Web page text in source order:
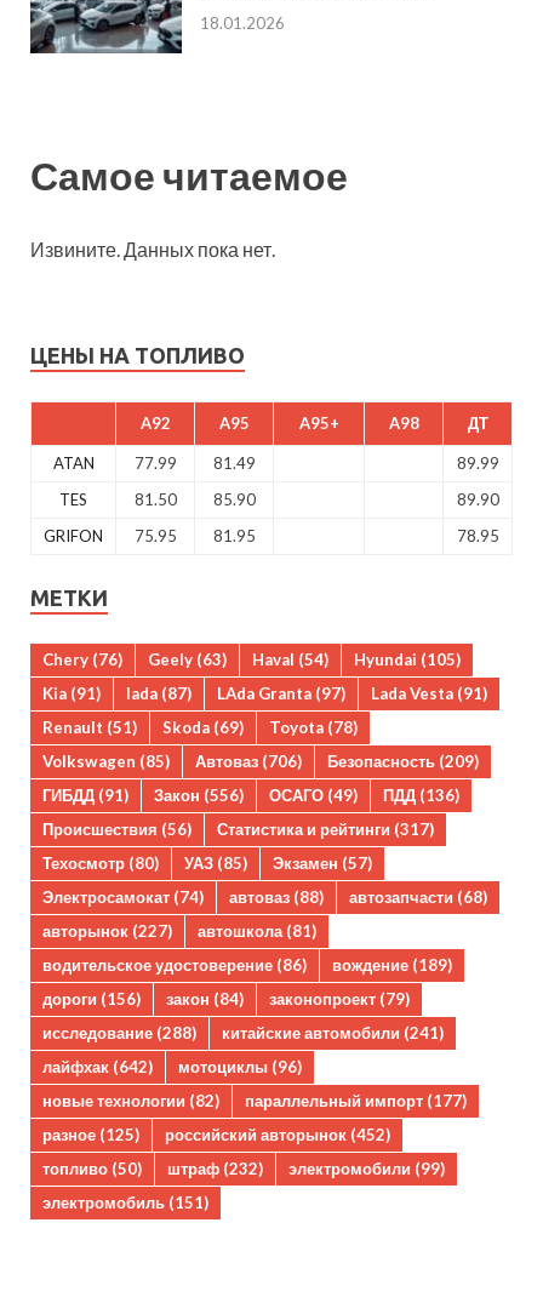
18.01.2026
Самое читаемое
Извините. Данных пока нет.
ЦЕНЫ НА ТОПЛИВО
A92 A95 A95+ A98 ДТ
ATAN 77.99 81.49
89.99
TES
81.50 85.90
89.90
GRIFON
75.95 81.95 78.95
МЕТКИ
Chery (76) Geely (63) Haval (54) Hyundai (105)
Kia (91) lada (87) LAda Granta (97) Lada Vesta (91)
Renault (51) Skoda (69) Toyota (78)
Volkswagen (85) Автоваз (706) Безопасность (209)
ГИБДД (91) Закон (556) ОСАГО (49) ПДД (136)
Происшествия (56) Статистика и рейтинги (317)
Техосмотр (80) УАЗ (85) Экзамен (57)
Электросамокат (74) автоваз (88) автозапчасти (68)
авторынок (227) автошкола (81)
водительское удостоверение (86) вождение (189)
дороги (156) закон (84) законопроект (79)
исследование (288) китайские автомобили (241)
лайфхак (642) мотоциклы (96)
новые технологии (82) параллельный импорт (177)
разное (125) российский авторынок (452)
топливо (50) штраф (232) электромобили (99)
электромобиль (151)